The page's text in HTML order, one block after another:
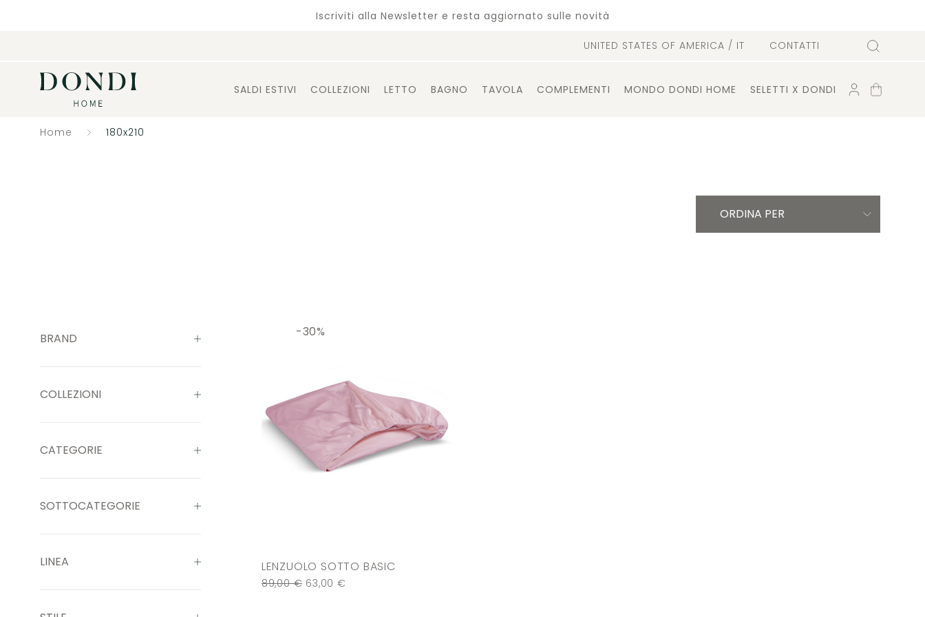
Iscriviti alla Newsletter e resta aggiornato sulle novità
UNITED STATES OF AMERICA / IT CONTATTI Cerca
SALDI ESTIVI COLLEZIONI LETTO BAGNO TAVOLA COMPLEMENTI MONDO DONDI HOME SELETTI X DONDI ACCOUNT
CARRELLO
Home 180x210
BRAND
COLLEZIONI
CATEGORIE
SOTTOCATEGORIE
LINEA
ORDINA PER
LENZUOLO SOTTO BASIC
89,00€ 63,00 €
-30%